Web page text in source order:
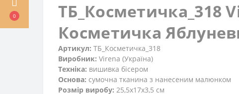
0
ТБ_Косметичка_318
Косметичка
Артикул: ТБ_Косметичка_318
Виробник: Virena (Україна)
Техніка: вишивка бісером
Основа: сумочна тканина з нанесеним малюнком
Розмір виробу: 25,5x17x3,5 см